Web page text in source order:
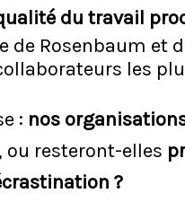
du travail
Rosenbaum et
les
: nos
resteront-elles
?